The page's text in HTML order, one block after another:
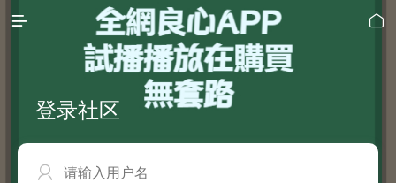
 
登录社区
